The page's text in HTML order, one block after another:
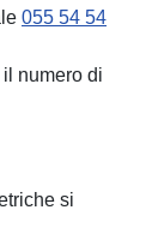
055 54 54
numero di
si